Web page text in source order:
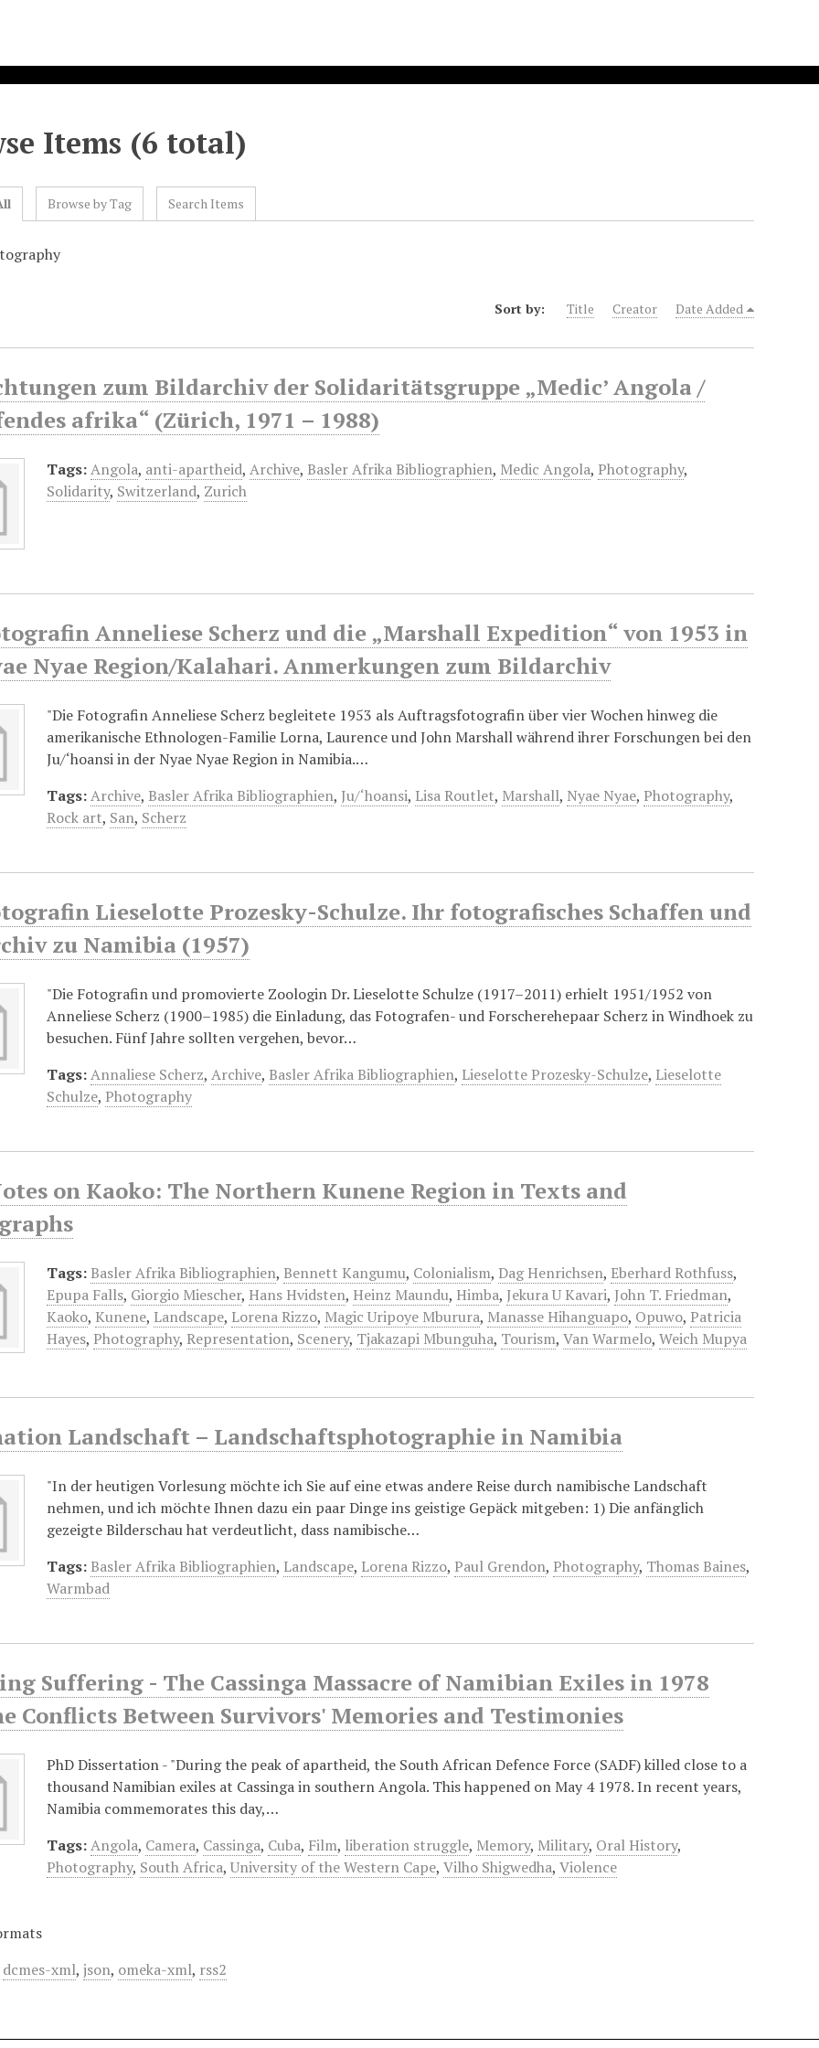
Items (6 total)
Browse by Tag Search Items
Sort by: Title Creator Date Added
zum Bildarchiv der Solidaritätsgruppe „Medic’ Angola /
afrika“ (Zürich, 1971 – 1988)
Tags:Angola, anti-apartheid,Archive, Basler Afrika Bibliographien, Medic Angola, Photography,
Solidarity, Switzerland, Zurich
Anneliese Scherz und die „Marshall Expedition“ von 1953 in
Nyae Region/Kalahari. Anmerkungen zum Bildarchiv
"Die Fotografin Anneliese Scherz begleitete 1953 als Auftragsfotografin über vier Wochen hinweg die
amerikanische Ethnologen-Familie Lorna, Laurence und John Marshall während ihrer Forschungen bei den
Ju/‘hoansi in der Nyae Nyae Region in Namibia.…
Tags:Archive, Basler Afrika Bibliographien, Ju/‘hoansi, Lisa Routlet, Marshall, Nyae Nyae, Photography,
Rock art, San, Scherz
Lieselotte Prozesky-Schulze. Ihr fotografisches Schaffen und
zu Namibia (1957)
"Die Fotografin und promovierte Zoologin Dr. Lieselotte Schulze (1917–2011) erhielt 1951/1952 von
Anneliese Scherz (1900–1985) die Einladung, das Fotografen- und Forscherehepaar Scherz in Windhoek zu
besuchen. Fünf Jahre sollten vergehen, bevor…
Tags:Annaliese Scherz,Archive, Basler Afrika Bibliographien, Lieselotte Prozesky-Schulze, Lieselotte
Schulze, Photography
on Kaoko: The Northern Kunene Region in Texts and
Tags: Basler Afrika Bibliographien, Bennett Kangumu, Colonialism, Dag Henrichsen, Eberhard Rothfuss,
Epupa Falls, Giorgio Miescher, Hans Hvidsten, Heinz Maundu, Himba, Jekura U Kavari, John T. Friedman,
Kaoko, Kunene, Landscape, Lorena Rizzo, Magic Uripoye Mburura, Manasse Hihanguapo, Opuwo, Patricia
Hayes, Photography, Representation, Scenery, Tjakazapi Mbunguha, Tourism,Van Warmelo,Weich Mupya
Landschaft – Landschaftsphotographie in Namibia
"In der heutigen Vorlesung möchte ich Sie auf eine etwas andere Reise durch namibische Landschaft
nehmen, und ich möchte Ihnen dazu ein paar Dinge ins geistige Gepäck mitgeben: 1) Die anfänglich
gezeigte Bilderschau hat verdeutlicht, dass namibische…
Tags: Basler Afrika Bibliographien, Landscape, Lorena Rizzo, Paul Grendon, Photography, Thomas Baines,
Warmbad
Suffering - The Cassinga Massacre of Namibian Exiles in 1978
Conflicts Between Survivors' Memories and Testimonies
PhD Dissertation - "During the peak of apartheid, the South African Defence Force (SADF) killed close to a
thousand Namibian exiles at Cassinga in southern Angola. This happened on May 4 1978. In recent years,
Namibia commemorates this day,…
Tags:Angola, Camera, Cassinga, Cuba, Film, liberation struggle, Memory, Military, Oral History,
Photography, South Africa,University of the Western Cape,Vilho Shigwedha,Violence
dcmes-xml,json, omeka-xml, rss2